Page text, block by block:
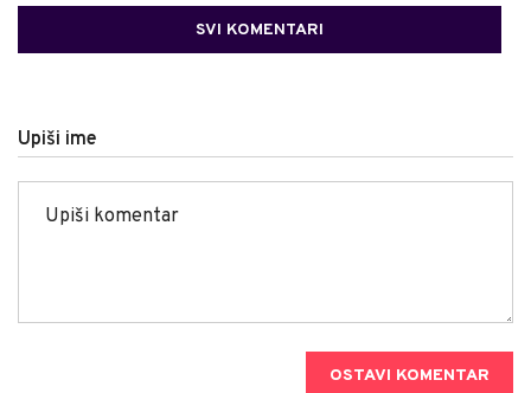
SVI KOMENTARI
Upiši ime
OSTAVI KOMENTAR